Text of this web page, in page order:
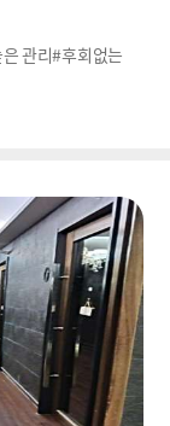
관리#후회없는